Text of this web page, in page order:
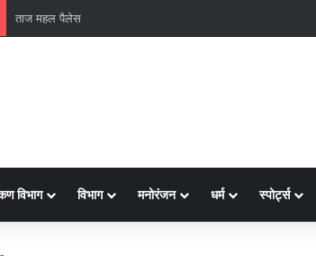
क्राइम ब्रांच कक्ष-2
विभाग विभाग मनोरंजन धर्म स्पोर्ट्स